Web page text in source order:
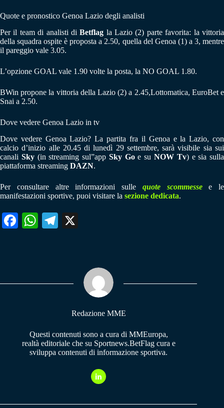
Quote e pronostico Genoa Lazio degli analisti
Per il team di analisti diBetflag la Lazio (2) parte favorita: la vittoria
della squadra ospite è proposta a 2.50, quella del Genoa (1) a 3, mentre
il pareggio vale 3.05.
L’opzione GOAL vale 1.90 volte la posta, la NO GOAL 1.80.
BWin propone la vittoria della Lazio (2) a 2.45,Lottomatica, EuroBet e
Snai a 2.50.
Dove vedere Genoa Lazio in tv
Dove vedere Genoa Lazio? La partita fra il Genoa e la Lazio, con
calcio d’inizio alle 20.45 di lunedì 29 settembre, sarà visibile sia sui
canali Sky(in streaming sul”app Sky Goe su NOW Tv) e sia sulla
piattaforma streaming DAZN.
Per consultare altre informazioni sulle quote scommessee le
manifestazioni sportive, puoi visitare la sezione dedicata.
Fa W
pp
Te
m
Redazione MME
Questi contenuti sono a cura di MMEuropa,
realtà editoriale che su Sportnews.BetFlag cura e
sviluppa contenuti di informazione sportiva.